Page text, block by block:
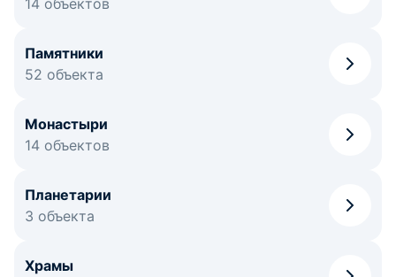
14 объектов
Памятники
52 объекта
Монастыри
14 объектов
Планетарии
3 объекта
Храмы